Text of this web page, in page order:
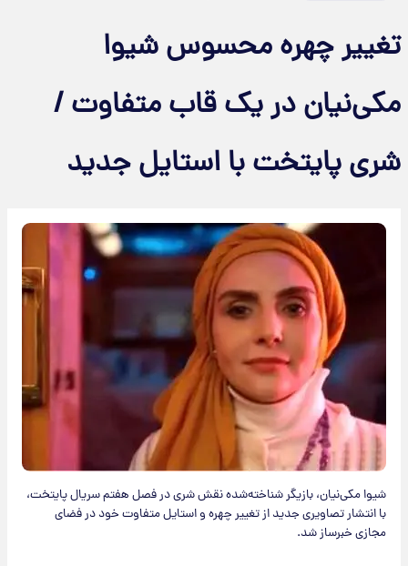
تغییر چهره محسوس شیوا
مکی‌نیان در یک قاب متفاوت /
شری پایتخت با استایل جدید
شیوا مکی‌نیان، بازیگر شناخته‌شده نقش شری در فصل هفتم سریال پایتخت،
با انتشار تصاویری جدید از تغییر چهره و استایل متفاوت خود در فضای
مجازی خبرساز شد.